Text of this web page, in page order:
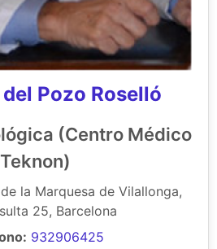
Pozo Roselló
(Centro Médico
Teknon)
la Marquesa de Vilallonga,
25, Barcelona
932906425